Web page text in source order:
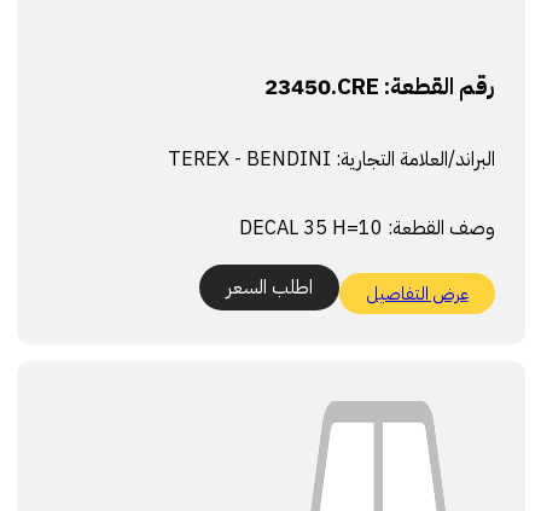
رقم القطعة: 23450.CRE
البراند/العلامة التجارية:
وصف القطعة:
عرض التفاصيل اطلب السعر